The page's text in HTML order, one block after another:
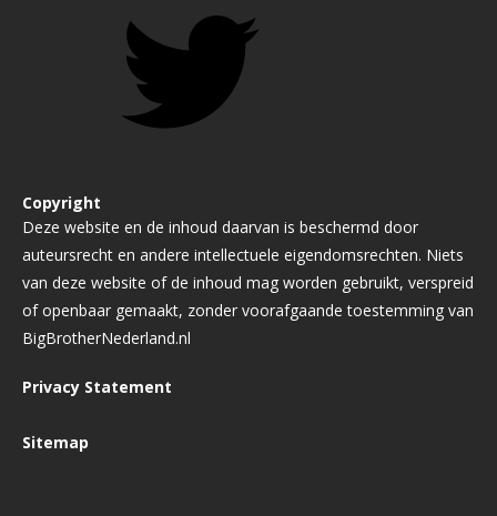
Copyright
Deze website en de inhoud daarvan is beschermd door
auteursrecht en andere intellectuele eigendomsrechten. Niets
van deze website of de inhoud mag worden gebruikt, verspreid
of openbaar gemaakt, zonder voorafgaande toestemming van
BigBrotherNederland.nl
Privacy Statement
Sitemap